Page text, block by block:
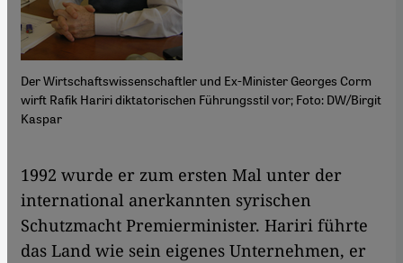
Der Wirtschaftswissenschaftler und Ex-Minister Georges Corm
wirft Rafik Hariri diktatorischen Führungsstil vor; Foto: DW/Birgit
Kaspar
​​1992 wurde er zum ersten Mal unter der
international anerkannten syrischen
Schutzmacht Premierminister. Hariri führte
das Land wie sein eigenes Unternehmen, er